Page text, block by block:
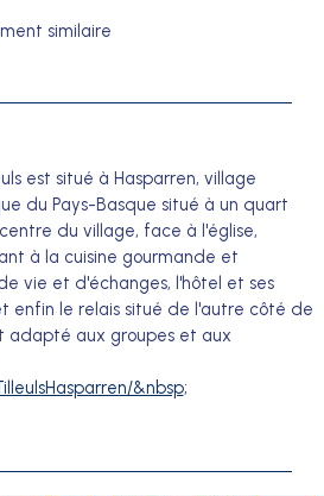
similaire
est situé à Hasparren, village
du Pays-Basque situé à un quart
du village, face à l'église,
à la cuisine gourmande et
vie et d'échanges, l'hôtel et ses
enfin le relais situé de l'autre côté de
adapté aux groupes et aux
&nbsp;